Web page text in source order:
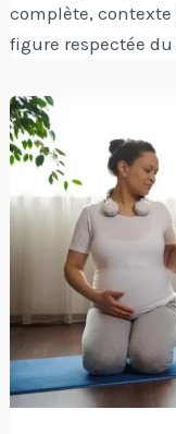
complète,
figure respectée